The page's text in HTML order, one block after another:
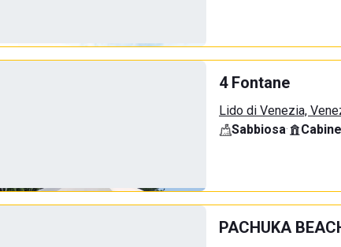
4 Fontane
Lido di Venezia,
Sabbiosa· Cabine
PACHUKA